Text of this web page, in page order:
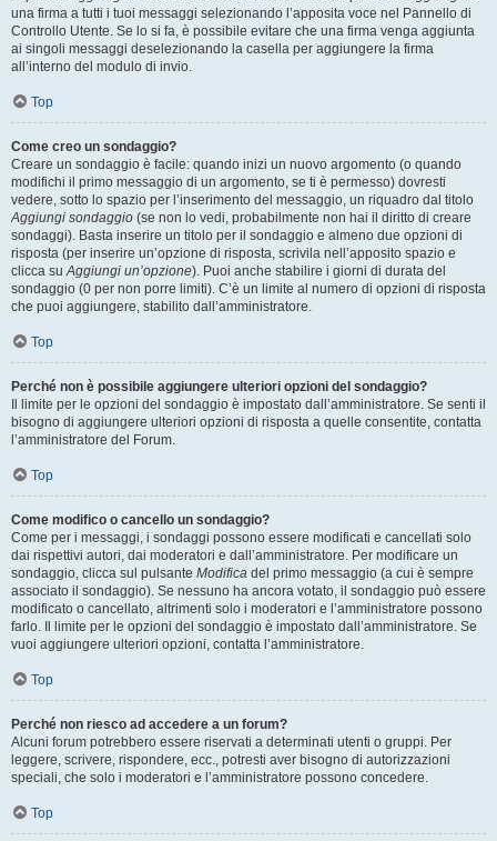
una firma a tutti i tuoi messaggi selezionando l’apposita voce nel Pannello di
Controllo Utente. Se lo si fa, è possibile evitare che una firma venga aggiunta
ai singoli messaggi deselezionando la casella per aggiungere la firma
all’interno del modulo di invio.
Top
Come creo un sondaggio?
Creare un sondaggio è facile: quando inizi un nuovo argomento (o quando
modifichi il primo messaggio di un argomento, se ti è permesso) dovresti
vedere, sotto lo spazio per l’inserimento del messaggio, un riquadro dal titolo
Aggiungi sondaggio (se non lo vedi, probabilmente non hai il diritto di creare
sondaggi). Basta inserire un titolo per il sondaggio e almeno due opzioni di
risposta (per inserire un’opzione di risposta, scrivila nell’apposito spazio e
clicca suAggiungi un’opzione). Puoi anche stabilire i giorni di durata del
sondaggio (0 per non porre limiti). C’è un limite al numero di opzioni di risposta
che puoi aggiungere, stabilito dall’amministratore.
Top
Perché non è possibile aggiungere ulteriori opzioni del sondaggio?
Il limite per le opzioni del sondaggio è impostato dall’amministratore. Se senti il
bisogno di aggiungere ulteriori opzioni di risposta a quelle consentite, contatta
l’amministratore del Forum.
Top
Come modifico o cancello un sondaggio?
Come per i messaggi, i sondaggi possono essere modificati e cancellati solo
dai rispettivi autori, dai moderatori e dall’amministratore. Per modificare un
sondaggio, clicca sul pulsante Modifica del primo messaggio (a cui è sempre
associato il sondaggio). Se nessuno ha ancora votato, il sondaggio può essere
modificato o cancellato, altrimenti solo i moderatori e l’amministratore possono
farlo. Il limite per le opzioni del sondaggio è impostato dall’amministratore. Se
vuoi aggiungere ulteriori opzioni, contatta l’amministratore.
Top
Perché non riesco ad accedere a un forum?
Alcuni forum potrebbero essere riservati a determinati utenti o gruppi. Per
leggere, scrivere, rispondere, ecc., potresti aver bisogno di autorizzazioni
speciali, che solo i moderatori e l’amministratore possono concedere.
Top